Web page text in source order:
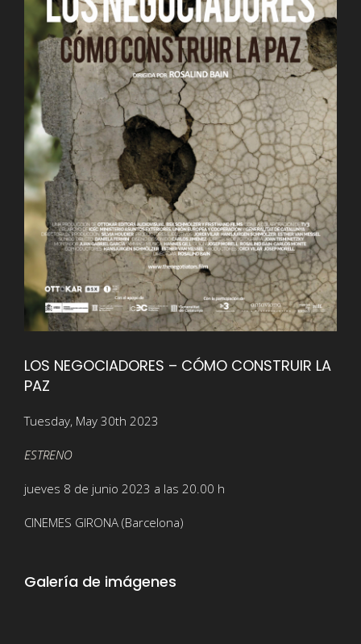
LOS NEGOCIADORES – CÓMO CONSTRUIR LA
PAZ
Tuesday, May 30th 2023
ESTRENO
jueves 8 de junio 2023 a las 20.00 h
CINEMES GIRONA (Barcelona)
Galería de imágenes